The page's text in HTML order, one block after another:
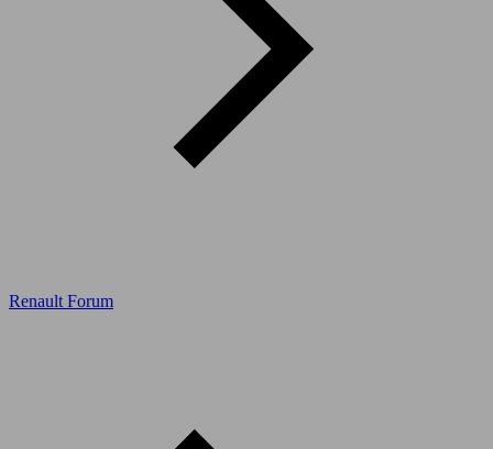
Renault Forum